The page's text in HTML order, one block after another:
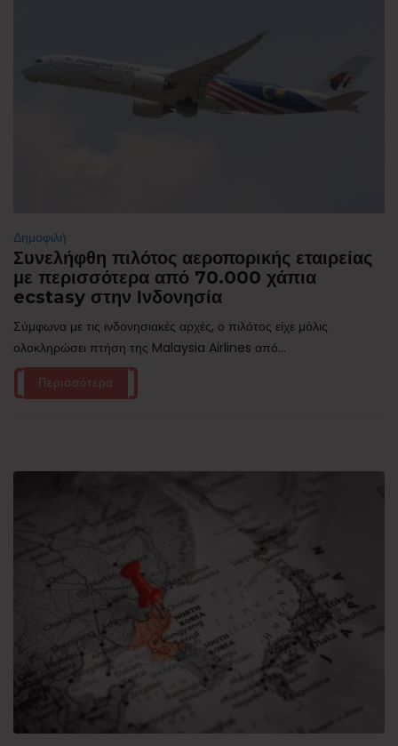
Δημοφιλή
Συνελήφθη πιλότος αεροπορικής εταιρείας
με περισσότερα από 70.000 χάπια
ecstasy στην Ινδονησία
Σύμφωνα με τις ινδονησιακές αρχές, ο πιλότος είχε μόλις
ολοκληρώσει πτήση της Malaysia Airlines από...
Περισσότερα